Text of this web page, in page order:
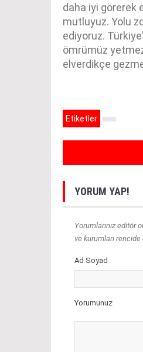
daha iyi görerek
mutluyuz. Yolu
ediyoruz.
ömrümüz
elverdikçe
Etiketler
YORUM YAP!
Yorumlarınız editör
ve kurumları
Ad Soyad
Yorumunuz